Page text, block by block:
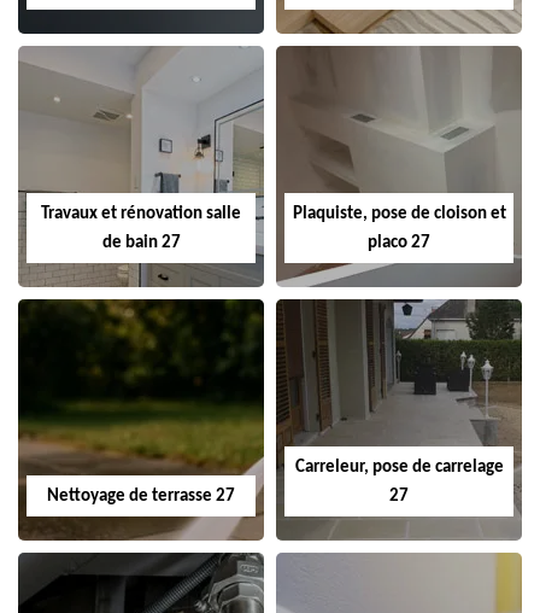
Travaux et rénovation salle
de bain 27
Plaquiste, pose de cloison et
placo 27
Nettoyage de terrasse 27
Carreleur, pose de carrelage
27